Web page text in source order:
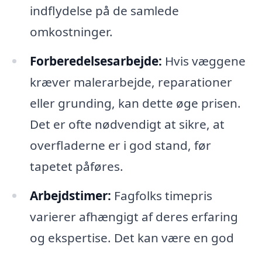
indflydelse på de samlede
omkostninger.
Forberedelsesarbejde: Hvis væggene
kræver malerarbejde, reparationer
eller grunding, kan dette øge prisen.
Det er ofte nødvendigt at sikre, at
overfladerne er i god stand, før
tapetet påføres.
Arbejdstimer: Fagfolks timepris
varierer afhængigt af deres erfaring
og ekspertise. Det kan være en god